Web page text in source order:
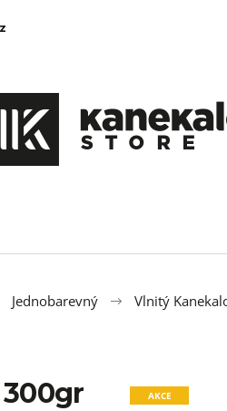
Jednobarevný Vlnitý
AKCE
najít?
1